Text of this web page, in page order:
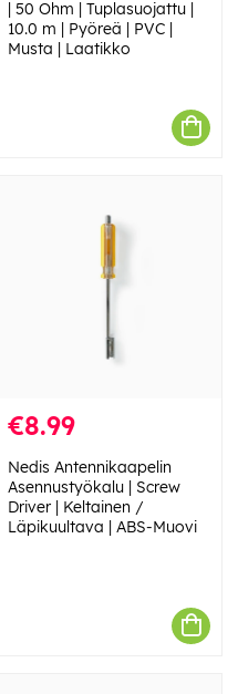
| 50 Ohm | Tuplasuojattu |
10.0 m | Pyöreä | PVC |
Musta | Laatikko
€8.99
Nedis Antennikaapelin
Asennustyökalu | Screw
Driver | Keltainen /
Läpikuultava | ABS-Muovi